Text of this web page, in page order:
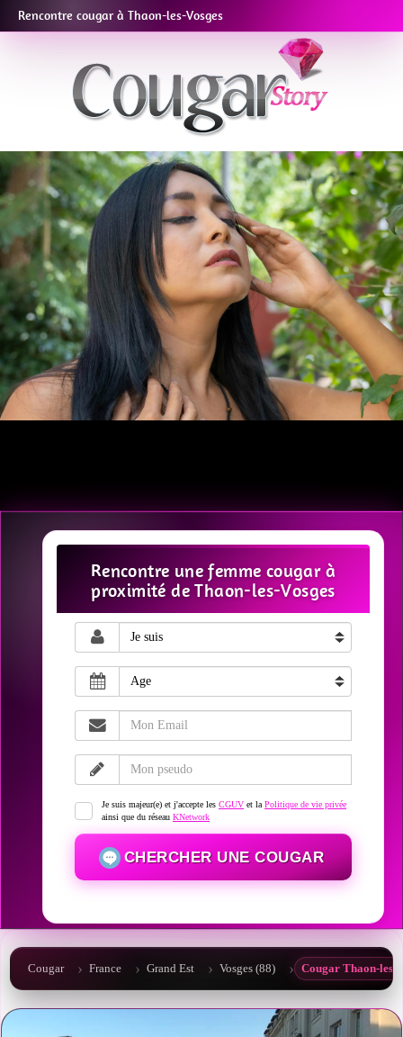
Rencontre cougar à Thaon-les-Vosges
Rencontre une femme cougar à
proximité de Thaon-les-Vosges
Je suis majeur(e) et j'accepte les CGUV et la Politique de vie privée
ainsi que du réseau KNetwork
CHERCHER UNE COUGAR
Cougar France Grand Est Vosges (88) Cougar Thaon-les-